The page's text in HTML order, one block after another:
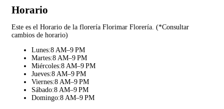
Horario
Este es el Horario de la florería Florimar Florería. (*Consultar
cambios de horario)
Lunes:8 AM–9 PM
Martes:8 AM–9 PM
Miércoles:8 AM–9 PM
Jueves:8 AM–9 PM
Viernes:8 AM–9 PM
Sábado:8 AM–9 PM
Domingo:8 AM–9 PM